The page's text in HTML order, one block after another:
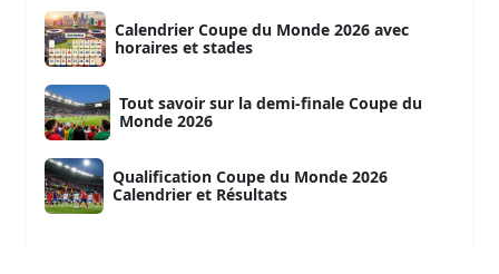
Calendrier Coupe du Monde 2026 avec
horaires et stades
Tout savoir sur la demi-finale Coupe du
Monde 2026
Qualification Coupe du Monde 2026
Calendrier et Résultats